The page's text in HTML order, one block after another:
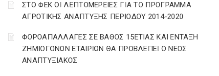
ΣΤΟ ΦΕΚ ΟΙ ΛΕΠΤΟΜΕΡΕΙΕΣ ΓΙΑ ΤΟ ΠΡΟΓΡΑΜΜΑ
ΑΓΡΟΤΙΚΗΣ ΑΝΑΠΤΥΞΗΣ ΠΕΡΙΟΔΟΥ 2014-2020
ΦΟΡΟΑΠΑΛΛΑΓΕΣ ΣΕ ΒΑΘΟΣ 15ΕΤΙΑΣ ΚΑΙ ΕΝΤΑΞΗ
ΖΗΜΙΟΓΟΝΩΝ ΕΤΑΙΡΙΩΝ ΘΑ ΠΡΟΒΛΕΠΕΙ Ο ΝΕΟΣ
ΑΝΑΠΤΥΞΙΑΚΟΣ